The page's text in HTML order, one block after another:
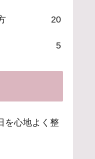
20
5
を心地よく整